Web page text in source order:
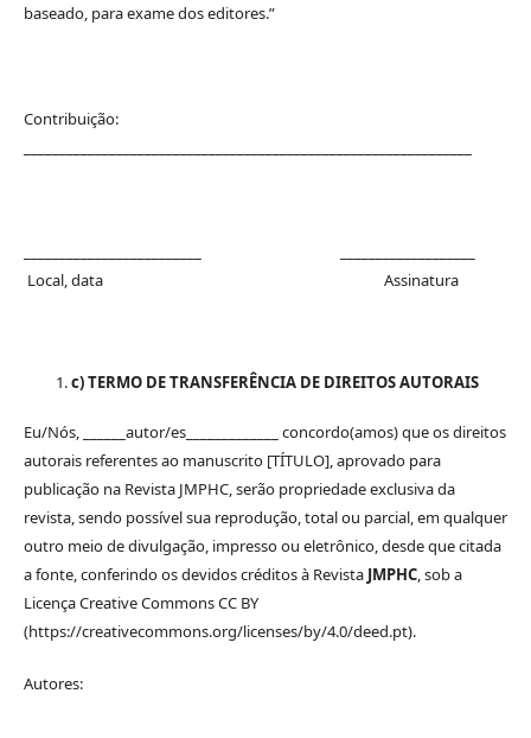
baseado, para exame dos editores.”
Contribuição:
Local, data Assinatura
c) TERMO DE TRANSFERÊNCIA DE DIREITOS AUTORAIS
Eu/Nós, ______autor/es_____________ concordo(amos) que os direitos
autorais referentes ao manuscrito [TÍTULO], aprovado para
publicação na Revista JMPHC, serão propriedade exclusiva da
revista, sendo possível sua reprodução, total ou parcial, em qualquer
outro meio de divulgação, impresso ou eletrônico, desde que citada
a fonte, conferindo os devidos créditos à Revista JMPHC, sob a
Licença Creative Commons CC BY
(https://creativecommons.org/licenses/by/4.0/deed.pt).
Autores: